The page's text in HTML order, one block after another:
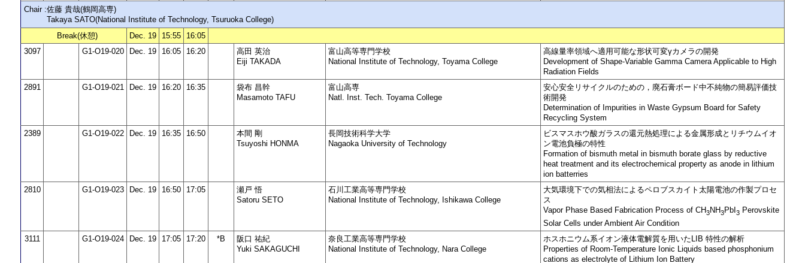
Chair :佐藤 貴哉(鶴岡高専)
Takaya SATO(National Institute of Technology, Tsuruoka College)
Break(休憩)
Dec. 19 15:55
16:05
3097
G1-O19-020 Dec. 19 16:05 16:20
高田 英治
Eiji TAKADA
富山高等専門学校
National Institute of Technology, Toyama College
高線量率領域へ適用可能な形状可変γカメラの開発
Development of Shape-Variable Gamma Camera Applicable to High
Radiation Fields
2891
G1-O19-021 Dec. 19 16:20 16:35
袋布 昌幹
Masamoto TAFU
富山高専
Natl. Inst. Tech. Toyama College
安心安全リサイクルのための，廃石膏ボード中不純物の簡易評価技
術開発
Determination of Impurities in Waste Gypsum Board for Safety
Recycling System
2389
G1-O19-022 Dec. 19 16:35 16:50
本間 剛
Tsuyoshi HONMA
長岡技術科学大学
Nagaoka University of Technology
ビスマスホウ酸ガラスの還元熱処理による金属形成とリチウムイオ
ン電池負極の特性
Formation of bismuth metal in bismuth borate glass by reductive
heat treatment and its electrochemical property as anode in lithium
ion batterries
2810
G1-O19-023 Dec. 19 16:50 17:05
瀬戸 悟
Satoru SETO
石川工業高等専門学校
National Institute of Technology, Ishikawa College
大気環境下での気相法によるペロブスカイト太陽電池の作製プロセ
ス
Vapor Phase Based Fabrication Process of CH3NH3PbI 3 Perovskite
Solar Cells under Ambient Air Condition
3111
G1-O19-024 Dec. 19 17:05 17:20 *B
阪口 祐紀
Yuki SAKAGUCHI
奈良工業高等専門学校
National Institute of Technology, Nara College
ホスホニウム系イオン液体電解質を用いたLIB 特性の解析
Properties of Room-Temperature Ionic Liquids based phosphonium
cations as electrolyte of Lithium Ion Battery